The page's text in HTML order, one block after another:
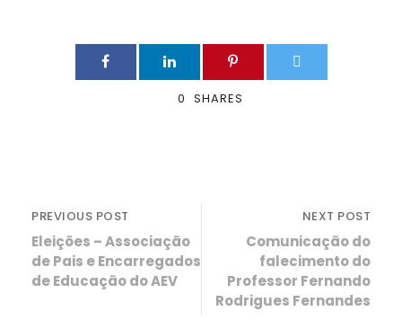
0 SHARES
PREVIOUS POST
Eleições – Associação
de Pais e Encarregados
de Educação do AEV
NEXT POST
Comunicação do
falecimento do
Professor Fernando
Rodrigues Fernandes